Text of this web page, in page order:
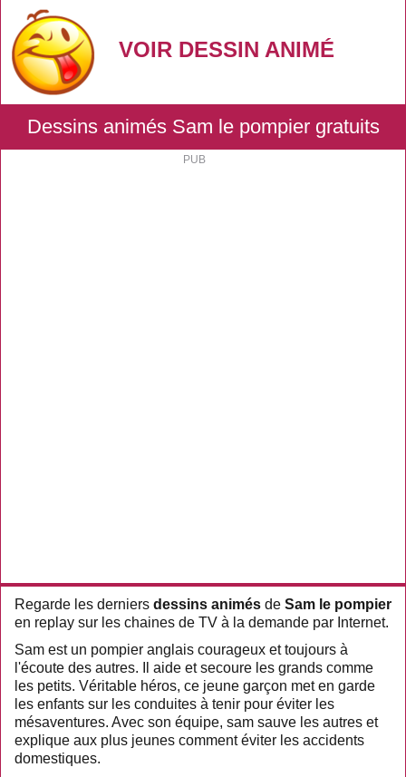
VOIR DESSIN ANIMÉ
Dessins animés Sam le pompier gratuits
Regarde les derniers dessins animés de Sam le pompier
en replay sur les chaines de TV à la demande par Internet.
Sam est un pompier anglais courageux et toujours à
l'écoute des autres. Il aide et secoure les grands comme
les petits. Véritable héros, ce jeune garçon met en garde
les enfants sur les conduites à tenir pour éviter les
mésaventures. Avec son équipe, sam sauve les autres et
explique aux plus jeunes comment éviter les accidents
domestiques.